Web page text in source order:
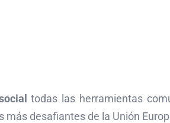
todas las herramientas
desafiantes de la Unión